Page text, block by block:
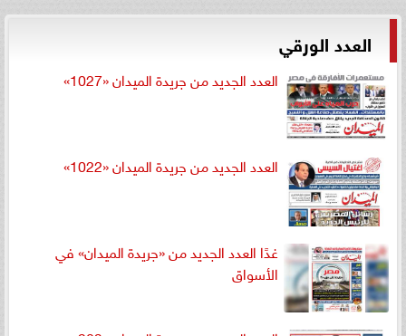
العدد الورقي
العدد الجديد من جريدة الميدان «1027»
العدد الجديد من جريدة الميدان «1022»
غدًا العدد الجديد من «جريدة الميدان» في
الأسواق